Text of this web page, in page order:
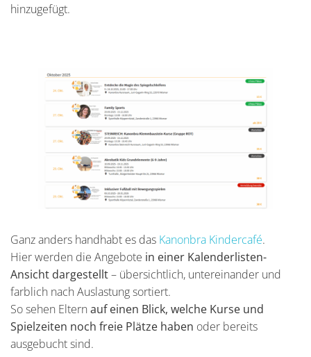
hinzugefügt.
Ganz anders handhabt es das Kanonbra Kindercafé.
Hier werden die Angebote in einer Kalenderlisten-
Ansicht dargestellt– übersichtlich, untereinander und
farblich nach Auslastung sortiert.
So sehen Eltern auf einen Blick, welche Kurse und
Spielzeiten noch freie Plätze haben oder bereits
ausgebucht sind.